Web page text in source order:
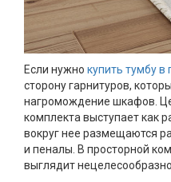
Если нужно купить тумбу в
сторону гарнитуров,
нагромождение шкафов.
комплекта выступает как
вокруг нее размещаются
и пеналы. В просторной
выглядит нецелесообразно.